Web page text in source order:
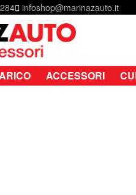
infoshop@marinazauto.it
ACCESSORI